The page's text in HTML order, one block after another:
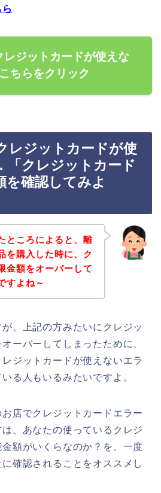
レジットカードが使えな
ちらをクリック
レジットカードが使
「クレジットカード
を確認してみよ
ところによると、離
を購入した時に、ク
金額をオーバーして
すよね～
、上記の方みたいにクレジッ
ーバーしてしまったために、
ジットカードが使えないエラ
る人もいるみたいですよ。
店でクレジットカードエラー
、あなたの使っているクレジ
額がいくらなのか？を、一度
確認されることをオススメし